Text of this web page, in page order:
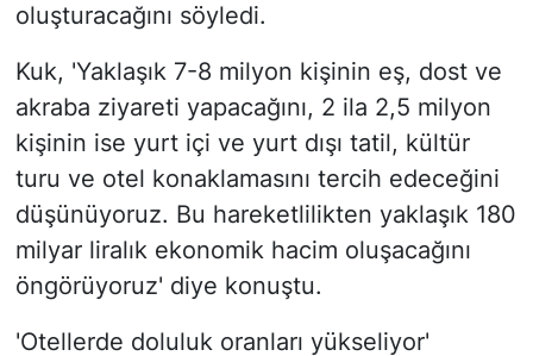
oluşturacağını söyledi.
Kuk, 'Yaklaşık 7-8 milyon kişinin eş, dost ve
akraba ziyareti yapacağını, 2 ila 2,5 milyon
kişinin ise yurt içi ve yurt dışı tatil, kültür
turu ve otel konaklamasını tercih edeceğini
düşünüyoruz. Bu hareketlilikten yaklaşık 180
milyar liralık ekonomik hacim oluşacağını
öngörüyoruz' diye konuştu.
'Otellerde doluluk oranları yükseliyor'